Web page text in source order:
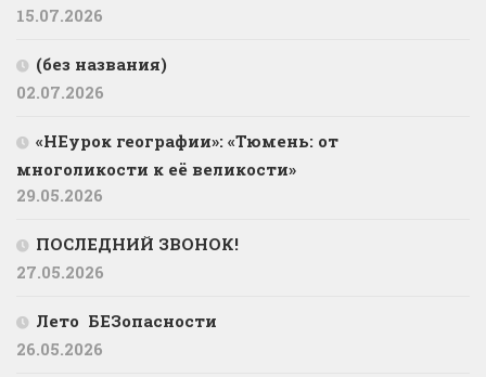
15.07.2026
(без названия)
02.07.2026
«НЕурок географии»: «Тюмень: от
многоликости к её великости»
29.05.2026
ПОСЛЕДНИЙ ЗВОНОК!
27.05.2026
Лето БЕЗопасности
26.05.2026